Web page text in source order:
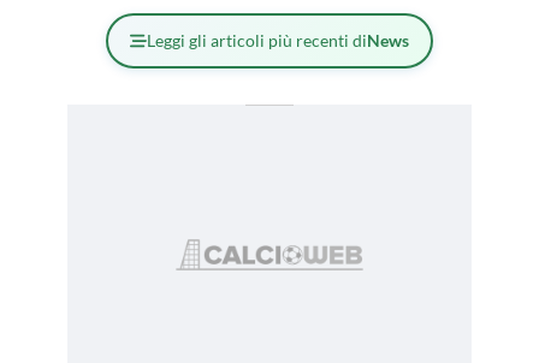
Leggi gli articoli più recenti diNews